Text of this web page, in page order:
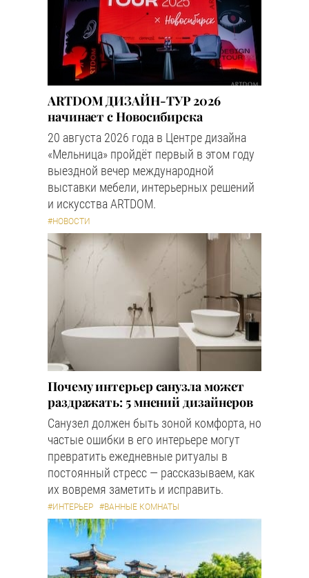
ARTDOM ДИЗАЙН-ТУР 2026
начинает с Новосибирска
20 августа 2026 года в Центре дизайна
«Мельница» пройдёт первый в этом году
выездной вечер международной
выставки мебели, интерьерных решений
и искусства ARTDOM.
#НОВОСТИ
Почему интерьер санузла может
раздражать: 5 мнений дизайнеров
Санузел должен быть зоной комфорта, но
частые ошибки в его интерьере могут
превратить ежедневные ритуалы в
постоянный стресс — рассказываем, как
их вовремя заметить и исправить.
#ИНТЕРЬЕР #ВАННЫЕ КОМНАТЫ